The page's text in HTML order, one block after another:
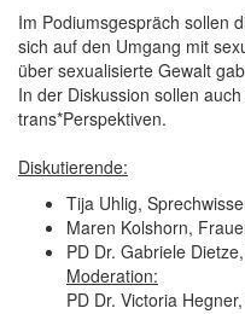
Im Podiumsgespräch sollen
sich auf den Umgang mit
über sexualisierte Gewalt
In der Diskussion sollen
trans*Perspektiven.
Diskutierende:
Tija Uhlig,
Maren Kolshorn,
PD Dr. Gabriele
Moderation:
PD Dr. Victoria